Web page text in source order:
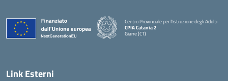
Centro Provinciale per l'istruzione degli Adulti
CPIA Catania 2
Giarre (CT)
Link Esterni